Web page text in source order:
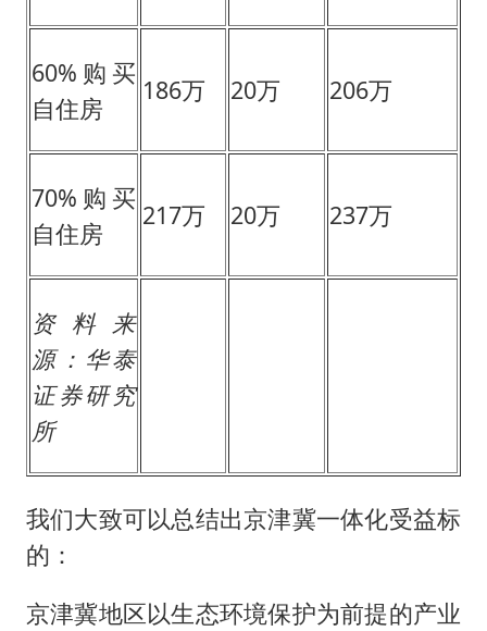
60%购买
自住房
186万 20万 206万
70%购买
自住房
217万 20万 237万
资料来
源：华泰
证券研究
所
我们大致可以总结出京津冀一体化受益标
的：
京津冀地区以生态环境保护为前提的产业